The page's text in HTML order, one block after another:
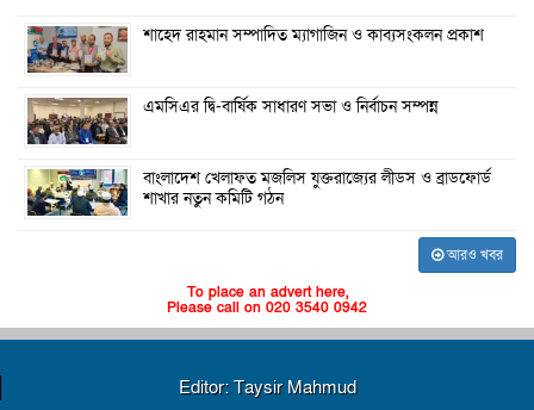
শাহেদ রাহমান সম্পাদিত ম্যাগাজিন ও কাব্যসংকলন প্রকাশ
এমসিএর দ্বি-বার্ষিক সাধারণ সভা ও নির্বাচন সম্পন্ন
বাংলাদেশ খেলাফত মজলিস যুক্তরাজ্যের লীডস ও ব্রাডফোর্ড
শাখার নতুন কমিটি গঠন
আরও খবর
To place an advert here,
Please call on 020 3540 0942
Editor: Taysir Mahmud